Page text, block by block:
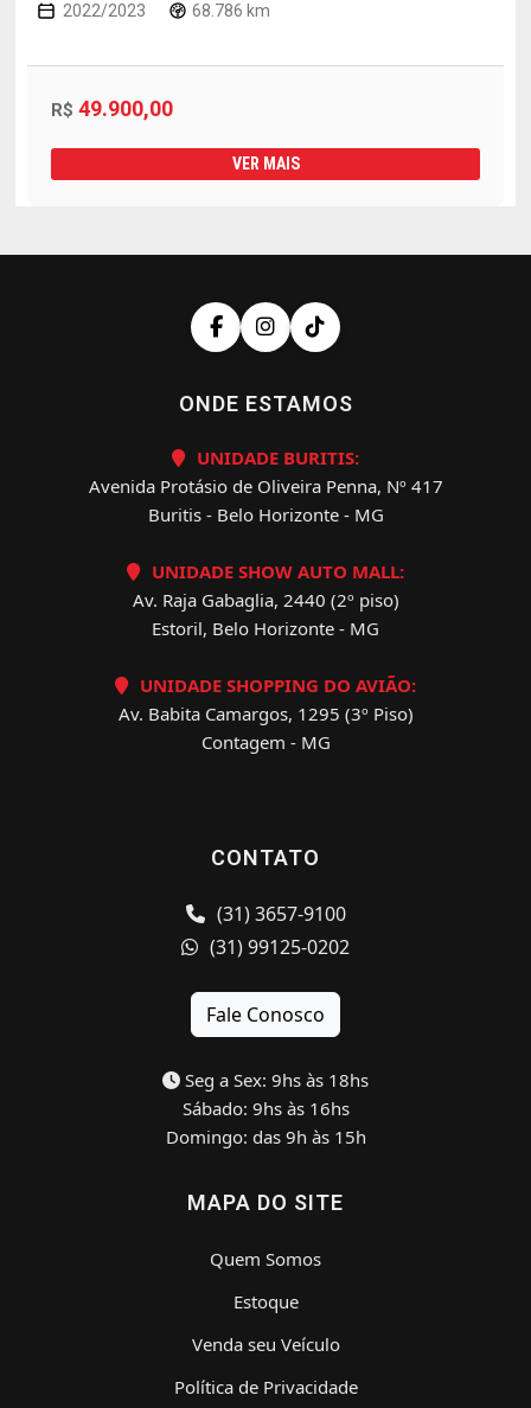
2022/2023 68.786 km
R$ 49.900,00
VER MAIS
ONDE ESTAMOS
UNIDADE BURITIS:
Avenida Protásio de Oliveira Penna, Nº 417
Buritis - Belo Horizonte - MG
UNIDADE SHOW AUTO MALL:
Av. Raja Gabaglia, 2440 (2º piso)
Estoril, Belo Horizonte - MG
UNIDADE SHOPPING DO AVIÃO:
Av. Babita Camargos, 1295 (3º Piso)
Contagem - MG
CONTATO
(31) 3657-9100
(31) 99125-0202
Fale Conosco
Seg a Sex: 9hs às 18hs
Sábado: 9hs às 16hs
Domingo: das 9h às 15h
MAPA DO SITE
Quem Somos
Estoque
Venda seu Veículo
Política de Privacidade